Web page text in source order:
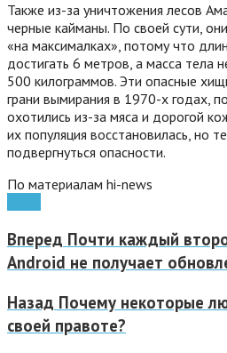
Также из-за уничтожения лесов
черные кайманы. По своей сути,
«на максималках», потому что
достигать 6 метров, а масса тела
500 килограммов. Эти опасные
грани вымирания в 1970-х годах,
охотились из-за мяса и дорогой
их популяция восстановилась, но
подвергнуться опасности.
По материалам hi-news
Вперед Почти каждый
Android не получает
Назад Почему некоторые
своей правоте?